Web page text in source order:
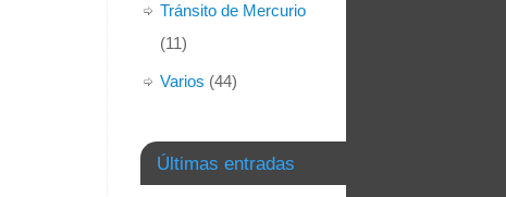
Tránsito de Mercurio
(11)
Varios (44)
Últimas entradas